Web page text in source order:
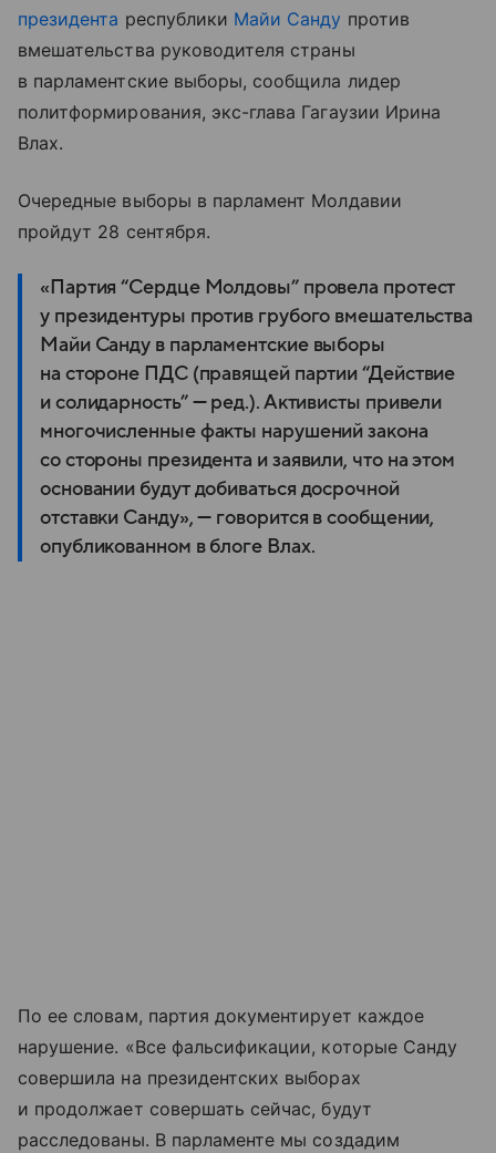
президента республики Майи Санду против
вмешательства руководителя страны
в парламентские выборы, сообщила лидер
политформирования, экс-глава Гагаузии Ирина
Влах.
Очередные выборы в парламент Молдавии
пройдут 28 сентября.
«Партия “Сердце Молдовы” провела протест
у президентуры против грубого вмешательства
Майи Санду в парламентские выборы
на стороне ПДС (правящей партии “Действие
и солидарность” — ред.). Активисты привели
многочисленные факты нарушений закона
со стороны президента и заявили, что на этом
основании будут добиваться досрочной
отставки Санду», — говорится в сообщении,
опубликованном в блоге Влах.
По ее словам, партия документирует каждое
нарушение. «Все фальсификации, которые Санду
совершила на президентских выборах
и продолжает совершать сейчас, будут
расследованы. В парламенте мы создадим